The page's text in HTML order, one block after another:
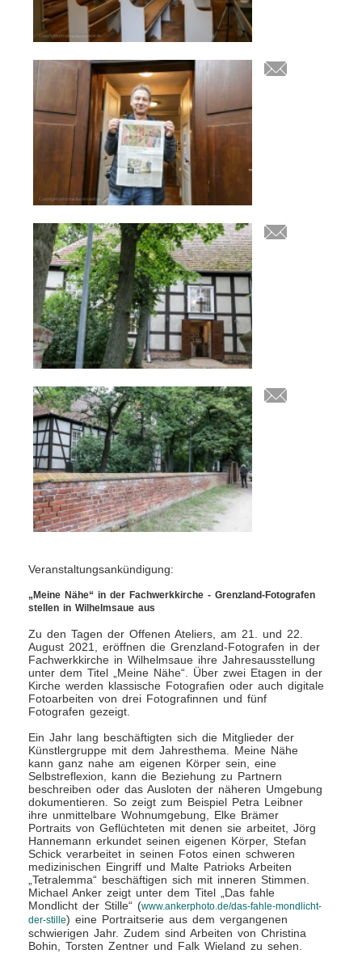
Veranstaltungsankündigung:
„Meine Nähe“ in der Fachwerkkirche - Grenzland-Fotografen
stellen in Wilhelmsaue aus
Zu den Tagen der Offenen Ateliers, am 21. und 22.
August 2021, eröffnen die Grenzland-Fotografen in der
Fachwerkkirche in Wilhelmsaue ihre Jahresausstellung
unter dem Titel „Meine Nähe“. Über zwei Etagen in der
Kirche werden klassische Fotografien oder auch digitale
Fotoarbeiten von drei Fotografinnen und fünf
Fotografen gezeigt.
Ein Jahr lang beschäftigten sich die Mitglieder der
Künstlergruppe mit dem Jahresthema. Meine Nähe
kann ganz nahe am eigenen Körper sein, eine
Selbstreflexion, kann die Beziehung zu Partnern
beschreiben oder das Ausloten der näheren Umgebung
dokumentieren. So zeigt zum Beispiel Petra Leibner
ihre unmittelbare Wohnumgebung, Elke Brämer
Portraits von Geflüchteten mit denen sie arbeitet, Jörg
Hannemann erkundet seinen eigenen Körper, Stefan
Schick verarbeitet in seinen Fotos einen schweren
medizinischen Eingriff und Malte Patrioks Arbeiten
„Tetralemma“ beschäftigen sich mit inneren Stimmen.
Michael Anker zeigt unter dem Titel „Das fahle
Mondlicht der Stille“ (www.ankerphoto.de/das-fahle-mondlicht-
der-stille) eine Portraitserie aus dem vergangenen
schwierigen Jahr. Zudem sind Arbeiten von Christina
Bohin, Torsten Zentner und Falk Wieland zu sehen.